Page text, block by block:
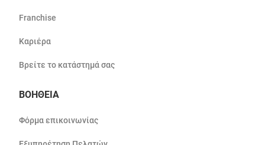
Franchise
Καριέρα
Βρείτε το κατάστημά σας
ΒΟΗΘΕΙΑ
Φόρμα επικοινωνίας